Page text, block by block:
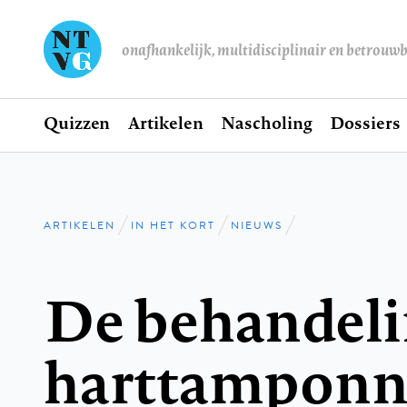
onafhankelijk, multidisciplinair en
Hoofdnavigatie
Home
Quizzen Artikelen Nascholing Dossiers
Kruimelpad
ARTIKELEN IN HET KORT NIEUWS
De